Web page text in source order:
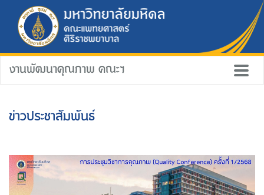
งานพัฒนาคุณภาพ คณะฯ
ข่าวประชาสัมพันธ์